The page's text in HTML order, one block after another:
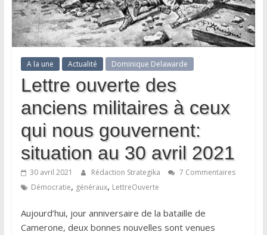
A la une Actualité Dominique Delawarde
Lettre ouverte des
anciens militaires à ceux
qui nous gouvernent:
situation au 30 avril 2021
30 avril 2021 Rédaction Strategika
7 Commentaires
Démocratie, généraux, LettreOuverte
Aujourd’hui, jour anniversaire de la bataille de
Camerone, deux bonnes nouvelles sont venues